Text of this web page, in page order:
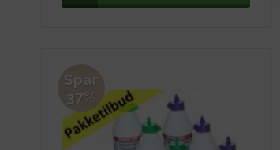
Spar
37%